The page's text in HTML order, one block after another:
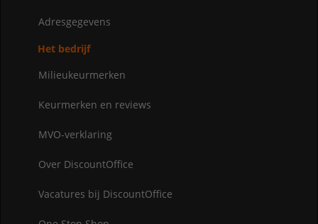
Adresgegevens
Het bedrijf
Milieukeurmerken
Keurmerken en reviews
MVO-verklaring
Over DiscountOffice
Vacatures bij DiscountOffice